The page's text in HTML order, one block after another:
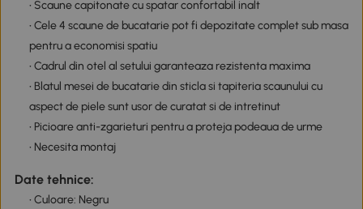
• Scaune capitonate cu spatar confortabil inalt
• Cele 4 scaune de bucatarie pot fi depozitate complet sub masa
pentru a economisi spatiu
• Cadrul din otel al setului garanteaza rezistenta maxima
• Blatul mesei de bucatarie din sticla si tapiteria scaunului cu
aspect de piele sunt usor de curatat si de intretinut
• Picioare anti-zgarieturi pentru a proteja podeaua de urme
• Necesita montaj
Date tehnice:
• Culoare: Negru